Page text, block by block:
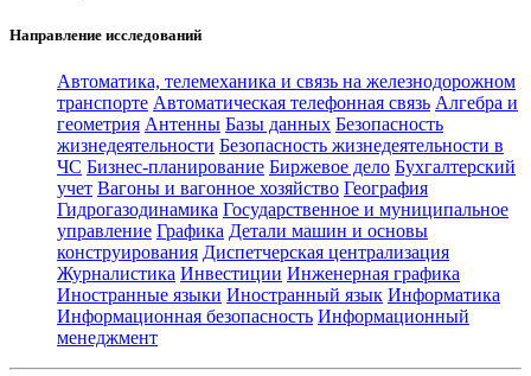
Направление исследований
Автоматика, телемеханика и связь на железнодорожном
транспорте Автоматическая телефонная связь Алгебра и
геометрия Антенны Базы данных Безопасность
жизнедеятельности Безопасность жизнедеятельности в
ЧС Бизнес-планирование Биржевое дело Бухгалтерский
учет Вагоны и вагонное хозяйство География
Гидрогазодинамика Государственное и муниципальное
управление Графика Детали машин и основы
конструирования Диспетчерская централизация
Журналистика Инвестиции Инженерная графика
Иностранные языки Иностранный язык Информатика
Информационная безопасность Информационный
менеджмент